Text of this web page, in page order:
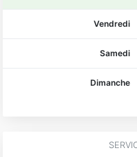
Vendredi
Samedi
Dimanche